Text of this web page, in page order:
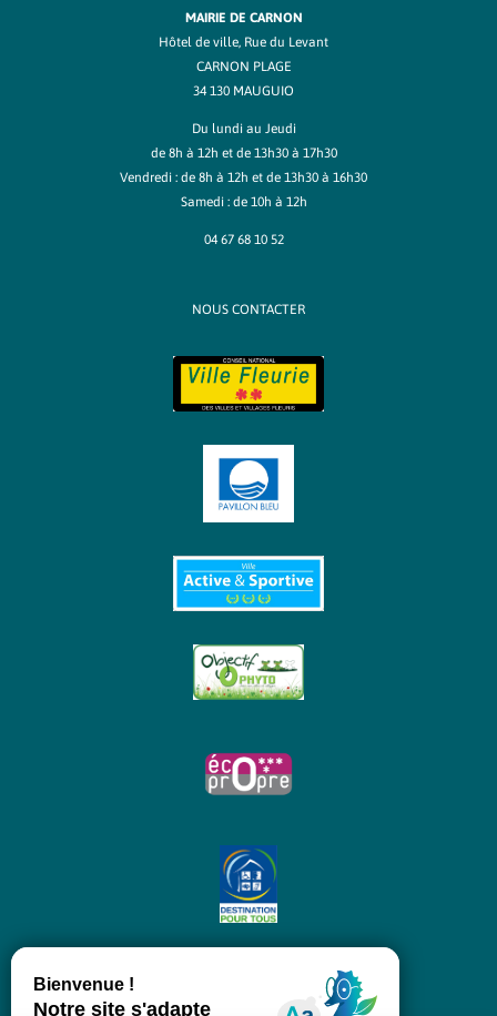
MAIRIE DE CARNON
Hôtel de ville, Rue du Levant
CARNON PLAGE
34 130 MAUGUIO
Du lundi au Jeudi
de 8h à 12h et de 13h30 à 17h30
Vendredi : de 8h à 12h et de 13h30 à 16h30
Samedi : de 10h à 12h
04 67 68 10 52
NOUS CONTACTER